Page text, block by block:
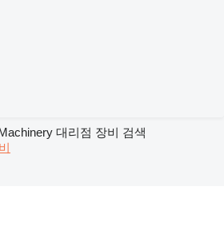
대리점 장비 검색